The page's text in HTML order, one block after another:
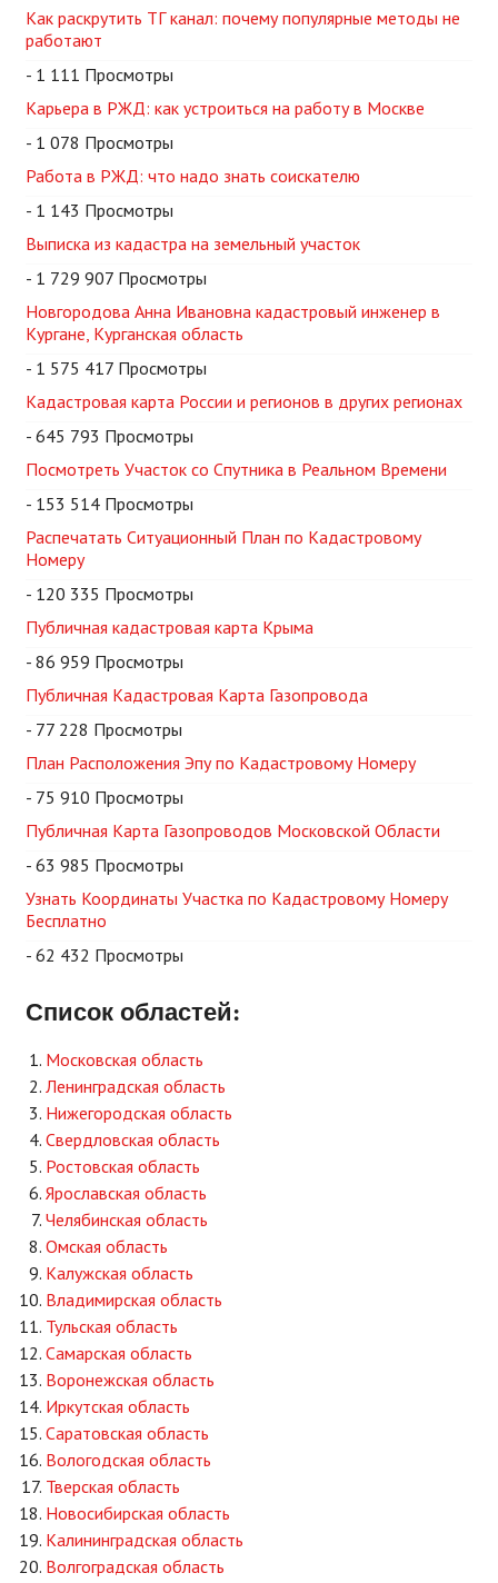
Как раскрутить ТГ канал: почему популярные методы не
работают
- 1 111 Просмотры
Карьера в РЖД: как устроиться на работу в Москве
- 1 078 Просмотры
Работа в РЖД: что надо знать соискателю
- 1 143 Просмотры
Выписка из кадастра на земельный участок
- 1 729 907 Просмотры
Новгородова Анна Ивановна кадастровый инженер в
Кургане, Курганская область
- 1 575 417 Просмотры
Кадастровая карта России и регионов в других регионах
- 645 793 Просмотры
Посмотреть Участок со Спутника в Реальном Времени
- 153 514 Просмотры
Распечатать Ситуационный План по Кадастровому
Номеру
- 120 335 Просмотры
Публичная кадастровая карта Крыма
- 86 959 Просмотры
Публичная Кадастровая Карта Газопровода
- 77 228 Просмотры
План Расположения Эпу по Кадастровому Номеру
- 75 910 Просмотры
Публичная Карта Газопроводов Московской Области
- 63 985 Просмотры
Узнать Координаты Участка по Кадастровому Номеру
Бесплатно
- 62 432 Просмотры
Список областей:
Московская область
Ленинградская область
Нижегородская область
Свердловская область
Ростовская область
Ярославская область
Челябинская область
Омская область
Калужская область
Владимирская область
Тульская область
Самарская область
Воронежская область
Иркутская область
Саратовская область
Вологодская область
Тверская область
Новосибирская область
Калининградская область
Волгоградская область